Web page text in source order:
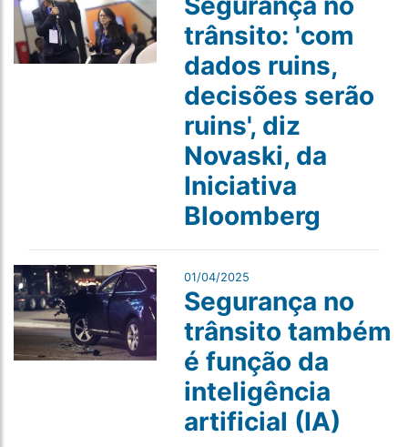
trânsito: 'com
dados ruins,
decisões serão
ruins', diz
Novaski, da
Iniciativa
Bloomberg
01/04/2025
Segurança no
trânsito também
é função da
inteligência
artificial (IA)